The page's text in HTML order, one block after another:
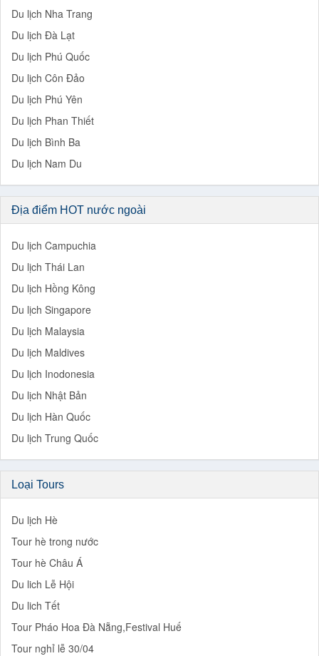
Du lịch Nha Trang
Du lịch Đà Lạt
Du lịch Phú Quốc
Du lịch Côn Đảo
Du lịch Phú Yên
Du lịch Phan Thiết
Du lịch Bình Ba
Du lịch Nam Du
Địa điểm HOT nước ngoài
Du lịch Campuchia
Du lịch Thái Lan
Du lịch Hồng Kông
Du lịch Singapore
Du lịch Malaysia
Du lịch Maldives
Du lịch Inodonesia
Du lịch Nhật Bản
Du lịch Hàn Quốc
Du lịch Trung Quốc
Loại Tours
Du lịch Hè
Tour hè trong nước
Tour hè Châu Á
Du lich Lễ Hội
Du lich Tết
Tour Pháo Hoa Đà Nẵng,Festival Huế
Tour nghỉ lễ 30/04